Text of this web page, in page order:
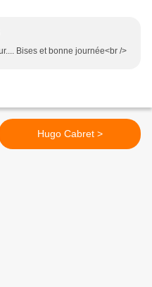
Bises et bonne journée<br />
Hugo Cabret >